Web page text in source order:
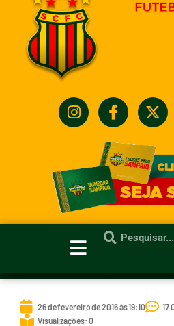
26 de fevereiro de 2016 às 19:10
17
Visualizações: 0